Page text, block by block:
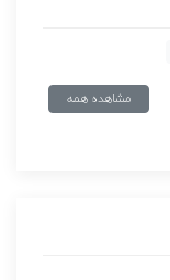
مشاهده همه